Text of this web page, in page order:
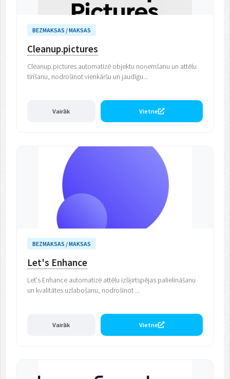
BEZMAKSAS / MAKSAS
Cleanup.pictures
Cleanup.pictures automatizē objektu noņemšanu un attēlu
tīrīšanu, nodrošinot vienkāršu un jaudīgu...
Vairāk Vietne
BEZMAKSAS / MAKSAS
Let's Enhance
Let's Enhance automatizē attēlu izšķirtspējas palielināšanu
un kvalitātes uzlabošanu, nodrošinot ...
Vairāk Vietne